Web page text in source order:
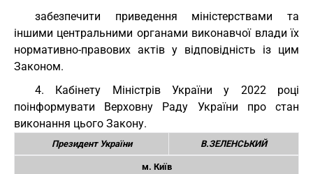
забезпечити приведення міністерствами та
іншими центральними органами виконавчої влади їх
нормативно-правових актів у відповідність із цим
Законом.
4. Кабінету Міністрів України у 2022 році
поінформувати Верховну Раду України про стан
виконання цього Закону.
Президент України В.ЗЕЛЕНСЬКИЙ
м. Київ